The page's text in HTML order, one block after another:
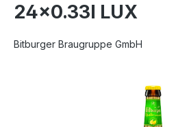
24x0.33l LUX
Bitburger Braugruppe GmbH